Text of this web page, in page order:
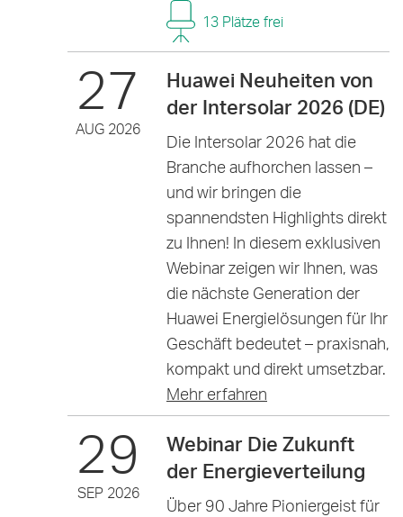
13 Plätze frei
27
AUG 2026
Huawei Neuheiten von
der Intersolar 2026 (DE)
Die Intersolar 2026 hat die
Branche aufhorchen lassen –
und wir bringen die
spannendsten Highlights direkt
zu Ihnen! In diesem exklusiven
Webinar zeigen wir Ihnen, was
die nächste Generation der
Huawei Energielösungen für Ihr
Geschäft bedeutet – praxisnah,
kompakt und direkt umsetzbar.
Mehr erfahren
29
SEP 2026
Webinar Die Zukunft
der Energieverteilung
Über 90 Jahre Pioniergeist für